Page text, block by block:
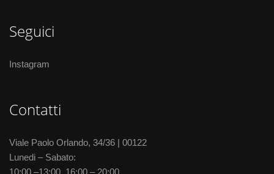
Seguici
Instagram
Contatti
Viale Paolo Orlando, 34/36 | 00122
Lunedi – Sabato: